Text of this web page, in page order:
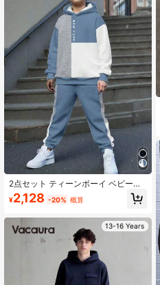
2点セット ティーンボーイ ベビーブ
ルー 長袖パーカー&秋用パンツセッ
ト、ストリートウェア 新作 プリント
業式 新学期アウトフィット
¥2,128 -20% 概算
13-16 Years